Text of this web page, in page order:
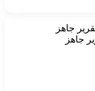
جاهز